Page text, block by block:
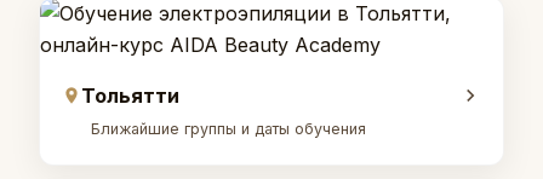
Тольятти
Ближайшие группы и даты обучения